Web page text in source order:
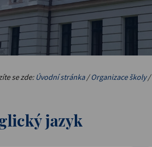
se zde: Úvodní stránka/Organizace školy/
jazyk